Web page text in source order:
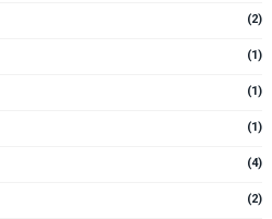
(2)
(1)
(1)
(1)
(4)
(2)